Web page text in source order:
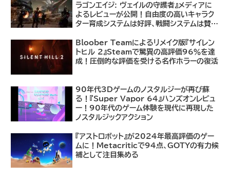
ラゴンエイジ: ヴェイルの守護者』メディアに
よるレビューが公開！自由度の高いキャラク
ター育成システムは好評、戦闘システムは賛否
Bloober Teamによるリメイク版『サイレン
トヒル 2』Steamで驚異の高評価96％を達
成！圧倒的な評価を受ける名作ホラーの復活
90年代3Dゲームのノスタルジーが再び蘇
る！『Super Vapor 64』ハンズオンレビュ
ー！90年代のゲーム体験を現代に再現した
ノスタルジックアクション
『アストロボット』が2024年最高評価のゲー
ムに！Metacriticで94点、GOTYの有力候
補として注目集める